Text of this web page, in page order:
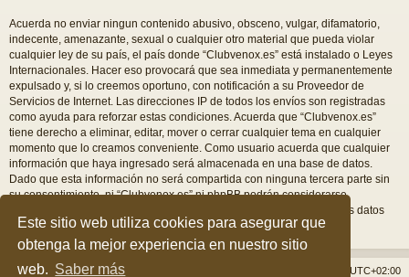
Este sitio web utiliza cookies para asegurar que
obtenga la mejor experiencia en nuestro sitio
web. Saber más
Acuerda no enviar ningun contenido abusivo, obsceno, vulgar, difamatorio,
indecente, amenazante, sexual o cualquier otro material que pueda violar
cualquier ley de su país, el país donde “Clubvenox.es” está instalado o Leyes
Internacionales. Hacer eso provocará que sea inmediata y permanentemente
expulsado y, si lo creemos oportuno, con notificación a su Proveedor de
Servicios de Internet. Las direcciones IP de todos los envíos son registradas
como ayuda para reforzar estas condiciones. Acuerda que “Clubvenox.es”
tiene derecho a eliminar, editar, mover o cerrar cualquier tema en cualquier
momento que lo creamos conveniente. Como usuario acuerda que cualquier
información que haya ingresado será almacenada en una base de datos.
Dado que esta información no será compartida con ninguna tercera parte sin
su consentimiento, ni “Clubvenox.es” ni phpBB podrán considerarse
responsables por cualquier intento de hacking que conlleve a que los datos
sean comprometidos.
Índice general UTC+02:00